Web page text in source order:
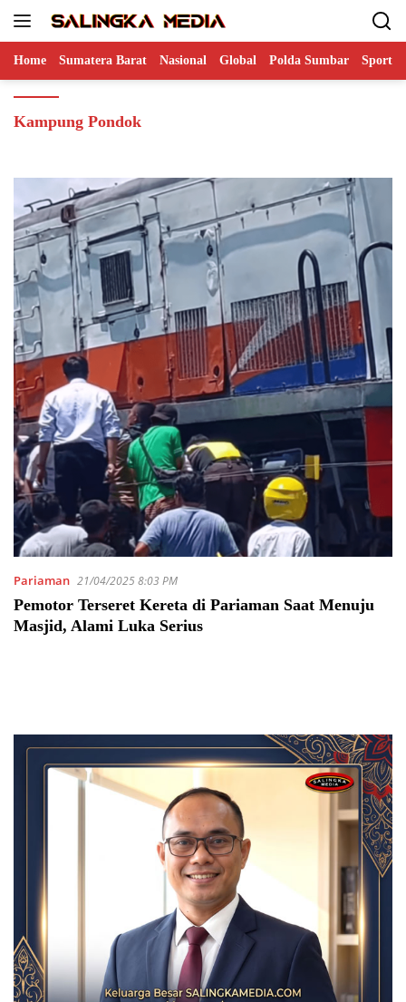
Home Sumatera Barat Nasional Global Polda Sumbar Sports
Kampung Pondok
Pariaman 21/04/2025 8:03 PM
Pemotor Terseret Kereta di Pariaman Saat Menuju
Masjid, Alami Luka Serius